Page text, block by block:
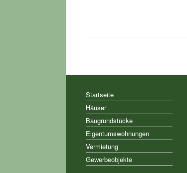
Startseite
Häuser
Baugrundstücke
Eigentumswohnungen
Vermietung
Gewerbeobjekte